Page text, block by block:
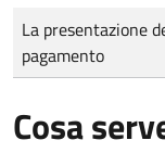
Tipo di pagamento
Importo
La presentazione
pagamento
Cosa